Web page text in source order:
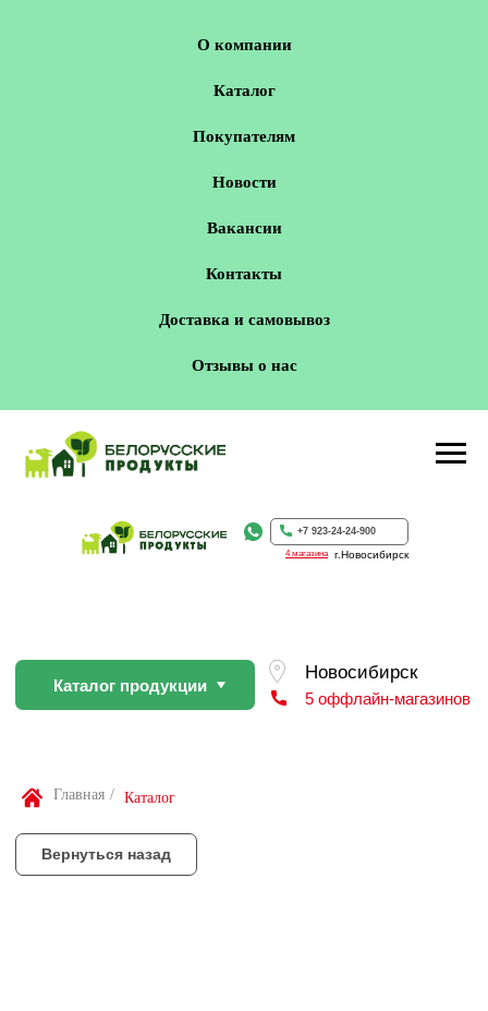
О компании
Каталог
Покупателям
Новости
Вакансии
Контакты
Доставка и самовывоз
Отзывы о нас
г.Новосибирск
+7 923-24-24-900
4 магазина
По Вашей просьбе покупку
профессиональном слайсере
Главная / Каталог